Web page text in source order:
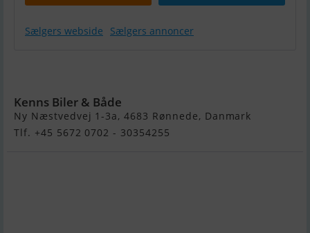
Sælgers webside Sælgers annoncer
Kenns Biler & Både
Ny Næstvedvej 1-3a, 4683 Rønnede, Danmark
Tlf. +45 5672 0702 - 30354255